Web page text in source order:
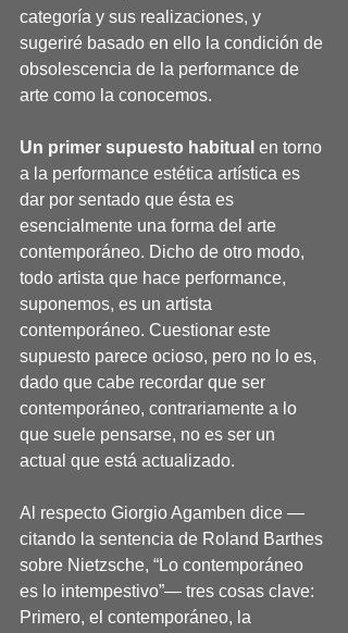
categoría y sus realizaciones, y
sugeriré basado en ello la condición de
obsolescencia de la performance de
arte como la conocemos.
Un primer supuesto habitual en torno
a la performance estética artística es
dar por sentado que ésta es
esencialmente una forma del arte
contemporáneo. Dicho de otro modo,
todo artista que hace performance,
suponemos, es un artista
contemporáneo. Cuestionar este
supuesto parece ocioso, pero no lo es,
dado que cabe recordar que ser
contemporáneo, contrariamente a lo
que suele pensarse, no es ser un
actual que está actualizado.
Al respecto Giorgio Agamben dice —
citando la sentencia de Roland Barthes
sobre Nietzsche, “Lo contemporáneo
es lo intempestivo”— tres cosas clave:
Primero, el contemporáneo, la